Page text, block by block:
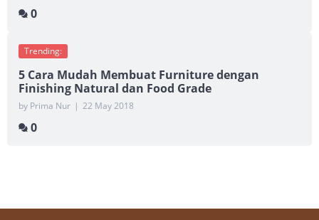
0
Trending:
5 Cara Mudah Membuat Furniture dengan
Finishing Natural dan Food Grade
by Prima Nur | 22 May 2018
0